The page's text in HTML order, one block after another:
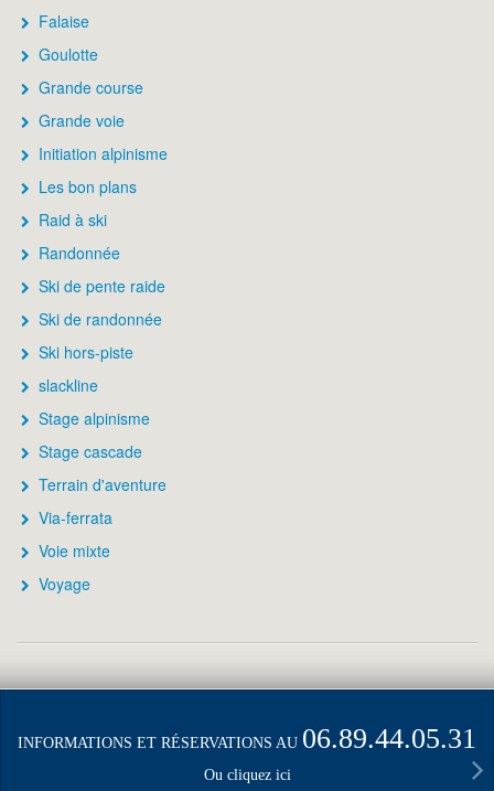
Falaise
Goulotte
Grande course
Grande voie
Initiation alpinisme
Les bon plans
Raid à ski
Randonnée
Ski de pente raide
Ski de randonnée
Ski hors-piste
slackline
Stage alpinisme
Stage cascade
Terrain d'aventure
Via-ferrata
Voie mixte
Voyage
INFORMATIONS ET RÉSERVATIONS AU 06.89.44.05.31
Ou cliquez ici